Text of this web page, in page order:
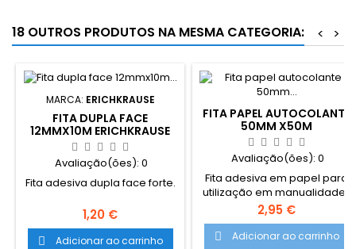
18 OUTROS PRODUTOS NA MESMA CATEGORIA: >
<
MARCA: ERICHKRAUSE
FITA DUPLA FACE
12MMX10M ERICHKRAUSE
Avaliação(ões): 0
Fita adesiva dupla face forte.
Preço
1,20 €
 Adicionar ao carrinho
FITA PAPEL AUTOCOLANTE
50MM X50M
Avaliação(ões): 0
Fita adesiva em papel para
utilização em manualidades
e bricolage.
Preço
2,95 €
 Adicionar ao carrinho